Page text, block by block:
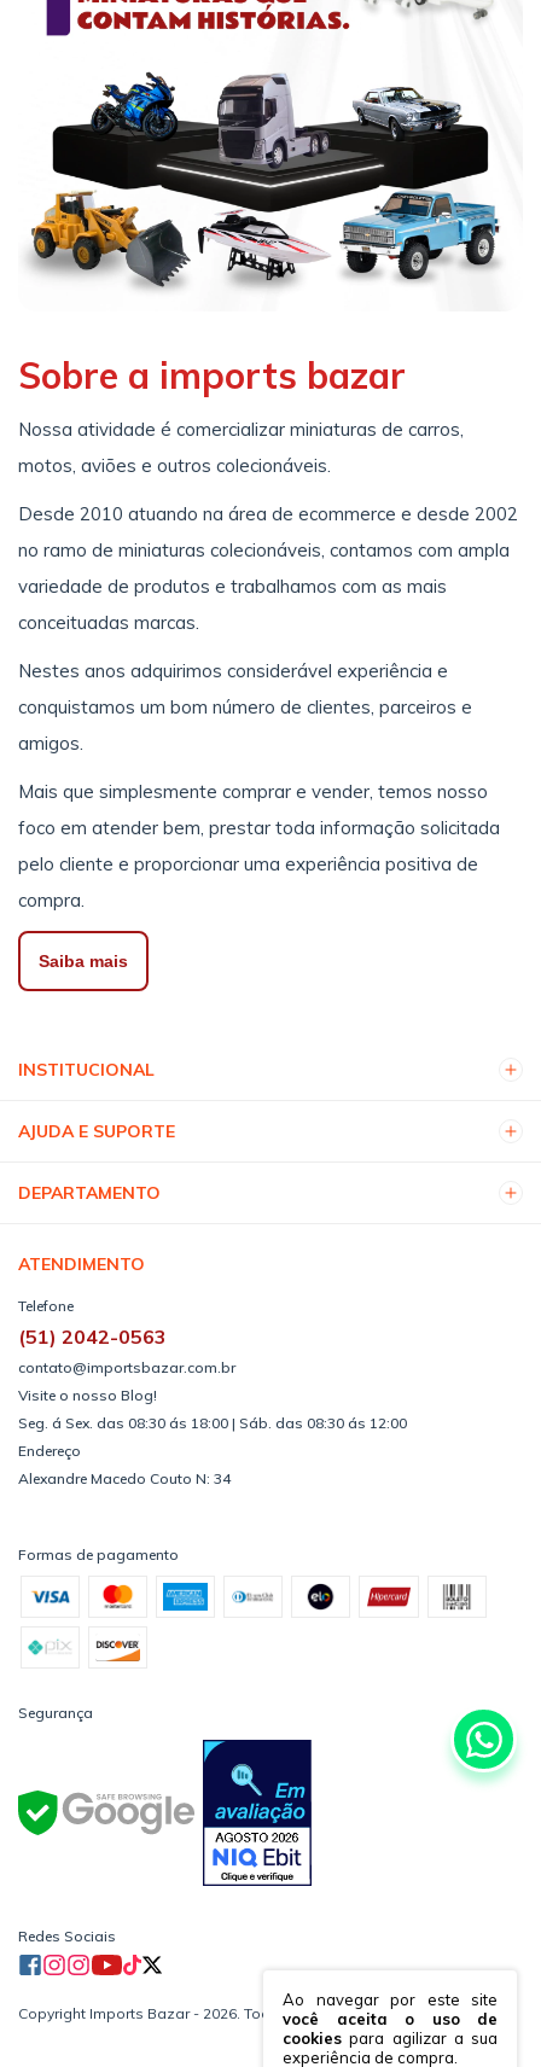
Ao navegar por este site
você aceita o uso de
cookies para agilizar a sua
experiência de compra.
Sobre a imports bazar
Nossa atividade é comercializar miniaturas de carros,
motos, aviões e outros colecionáveis.
Desde 2010 atuando na área de ecommerce e desde 2002
no ramo de miniaturas colecionáveis, contamos com ampla
variedade de produtos e trabalhamos com as mais
conceituadas marcas.
Nestes anos adquirimos considerável experiência e
conquistamos um bom número de clientes, parceiros e
amigos.
Mais que simplesmente comprar e vender, temos nosso
foco em atender bem, prestar toda informação solicitada
pelo cliente e proporcionar uma experiência positiva de
compra.
Saiba mais
INSTITUCIONAL
AJUDA E SUPORTE
DEPARTAMENTO
ATENDIMENTO
Telefone
(51) 2042-0563
contato@importsbazar.com.br
Visite o nosso Blog!
Seg. á Sex. das 08:30 ás 18:00 | Sáb. das 08:30 ás 12:00
Endereço
Alexandre Macedo Couto N: 34
Formas de pagamento
Segurança
Redes Sociais
Copyright Imports Bazar - 2026. Todos os direitos reservados.